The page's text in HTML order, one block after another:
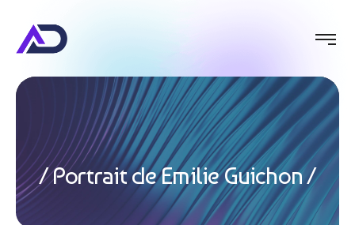
Portrait de Emilie Guichon